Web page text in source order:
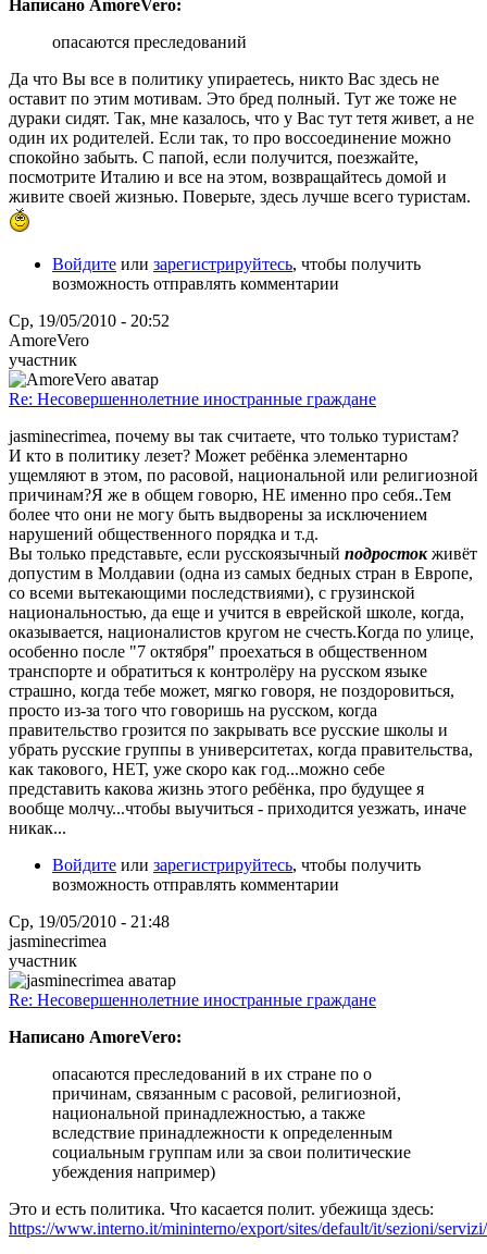
Написано AmoreVero:
опасаются преследований
Да что Вы все в политику упираетесь, никто Вас здесь не
оставит по этим мотивам. Это бред полный. Тут же тоже не
дураки сидят. Так, мне казалось, что у Вас тут тетя живет, а не
один их родителей. Если так, то про воссоединение можно
спокойно забыть. С папой, если получится, поезжайте,
посмотрите Италию и все на этом, возвращайтесь домой и
живите своей жизнью. Поверьте, здесь лучше всего туристам.
Войдите или зарегистрируйтесь, чтобы получить
возможность отправлять комментарии
Ср, 19/05/2010 - 20:52
AmoreVero
участник
Re: Несовершеннолетние иностранные граждане
jasminecrimea, почему вы так считаете, что только туристам?
И кто в политику лезет? Может ребёнка элементарно
ущемляют в этом, по расовой, национальной или религиозной
причинам?Я же в общем говорю, НЕ именно про себя..Тем
более что они не могу быть выдворены за исключением
нарушений общественного порядка и т.д.
Вы только представьте, если русскоязычный подростокживёт
допустим в Молдавии (одна из самых бедных стран в Европе,
со всеми вытекающими последствиями), с грузинской
национальностью, да еще и учится в еврейской школе, когда,
оказывается, националистов кругом не счесть.Когда по улице,
особенно после "7 октября" проехаться в общественном
транспорте и обратиться к контролёру на русском языке
страшно, когда тебе может, мягко говоря, не поздоровиться,
просто из-за того что говоришь на русском, когда
правительство грозится по закрывать все русские школы и
убрать русские группы в университетах, когда правительства,
как такового, НЕТ, уже скоро как год...можно себе
представить какова жизнь этого ребёнка, про будущее я
вообще молчу...чтобы выучиться - приходится уезжать, иначе
никак...
Войдите или зарегистрируйтесь, чтобы получить
возможность отправлять комментарии
Ср, 19/05/2010 - 21:48
jasminecrimea
участник
Re: Несовершеннолетние иностранные граждане
Написано AmoreVero:
опасаются преследований в их стране по о
причинам, связанным с расовой, религиозной,
национальной принадлежностью, а также
вследствие принадлежности к определенным
социальным группам или за свои политические
убеждения например)
Это и есть политика. Что касается полит. убежища здесь:
https://www.interno.it/mininterno/export/sites/default/it/sezioni/